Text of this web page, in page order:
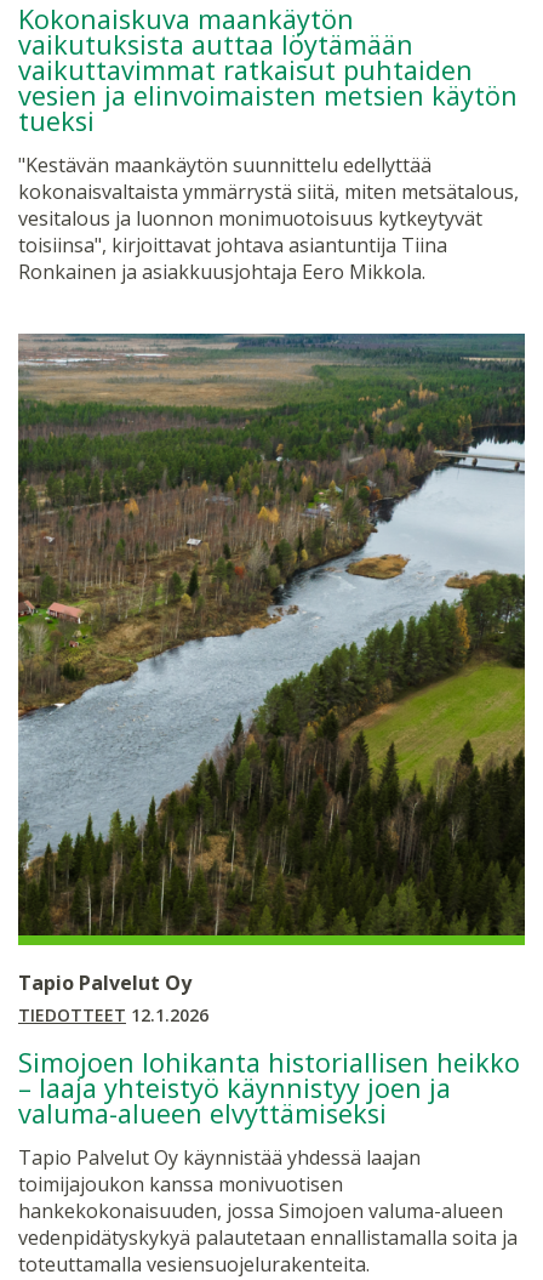
Kokonaiskuva maankäytön
vaikutuksista auttaa löytämään
vaikuttavimmat ratkaisut puhtaiden
vesien ja elinvoimaisten metsien käytön
tueksi
"Kestävän maankäytön suunnittelu edellyttää
kokonaisvaltaista ymmärrystä siitä, miten metsätalous,
vesitalous ja luonnon monimuotoisuus kytkeytyvät
toisiinsa", kirjoittavat johtava asiantuntija Tiina
Ronkainen ja asiakkuusjohtaja Eero Mikkola.
Tapio Palvelut Oy
TIEDOTTEET 12.1.2026
Simojoen lohikanta historiallisen heikko
– laaja yhteistyö käynnistyy joen ja
valuma-alueen elvyttämiseksi
Tapio Palvelut Oy käynnistää yhdessä laajan
toimijajoukon kanssa monivuotisen
hankekokonaisuuden, jossa Simojoen valuma-alueen
vedenpidätyskykyä palautetaan ennallistamalla soita ja
toteuttamalla vesiensuojelurakenteita.